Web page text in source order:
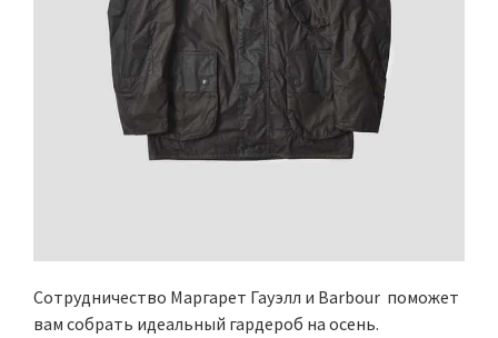
Сотрудничество Маргарет Гауэлл и Barbour поможет
вам собрать идеальный гардероб на осень.